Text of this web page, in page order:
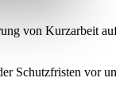
von Kurzarbeit
Schutzfristen vor